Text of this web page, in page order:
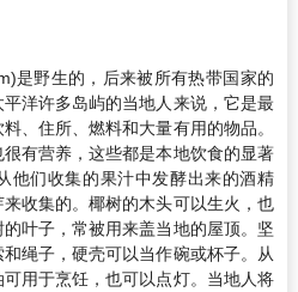
是野生的，后来被所有热带国家的
洋许多岛屿的当地人来说，它是最
、住所、燃料和大量有用的物品。
有营养，这些都是本地饮食的显著
他们收集的果汁中发酵出来的酒精
收集的。椰树的木头可以生火，也
叶子，常被用来盖当地的屋顶。坚
绳子，硬壳可以当作碗或杯子。从
用于烹饪，也可以点灯。当地人将